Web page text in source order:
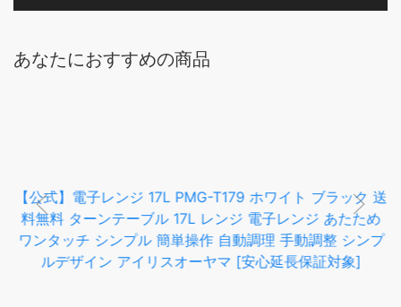
あなたにおすすめの商品
【公式】電子レンジ 17L PMG-T179 ホワイト ブラック 送
料無料 ターンテーブル 17L レンジ 電子レンジ あたため
ワンタッチ シンプル 簡単操作 自動調理 手動調整 シンプ
ルデザイン アイリスオーヤマ [安心延長保証対象]